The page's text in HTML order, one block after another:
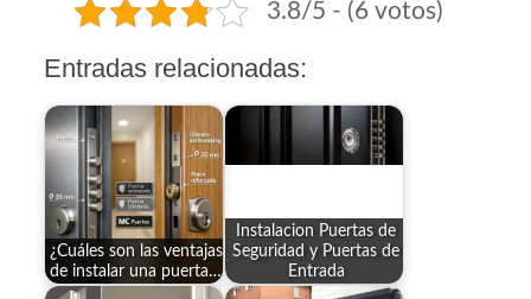
3.8/5 - (6 votos)
Entradas relacionadas:
¿Cuáles son las ventajas
de instalar una puerta…
Instalacion Puertas de
Seguridad y Puertas de
Entrada